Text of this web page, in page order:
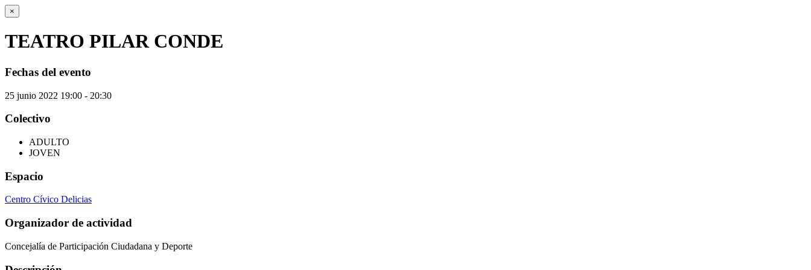
×
TEATRO PILAR CONDE
Fechas del evento
25 junio 2022 19:00 - 20:30
Colectivo
ADULTO
JOVEN
Espacio
Centro Cívico Delicias
Organizador de actividad
Concejalía de Participación Ciudadana y Deporte